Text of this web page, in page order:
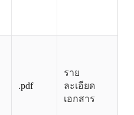
.pdf
ราย
ละเอียด
เอกสาร